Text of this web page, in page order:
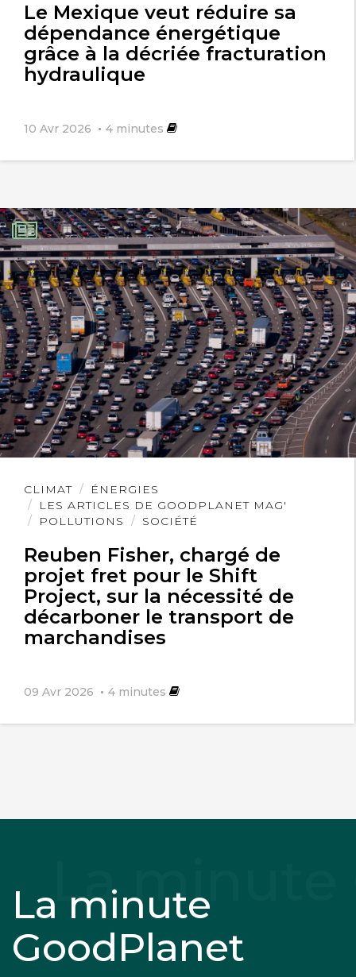
Le Mexique veut réduire sa
dépendance énergétique
grâce à la décriée fracturation
hydraulique
10 Avr 2026 4 minutes
CLIMAT
ÉNERGIES
LES ARTICLES DE GOODPLANET MAG'
POLLUTIONS
SOCIÉTÉ
Reuben Fisher, chargé de
projet fret pour le Shift
Project, sur la nécessité de
décarboner le transport de
marchandises
09 Avr 2026 4 minutes
Lire
l'article
La minute
GoodPlanet